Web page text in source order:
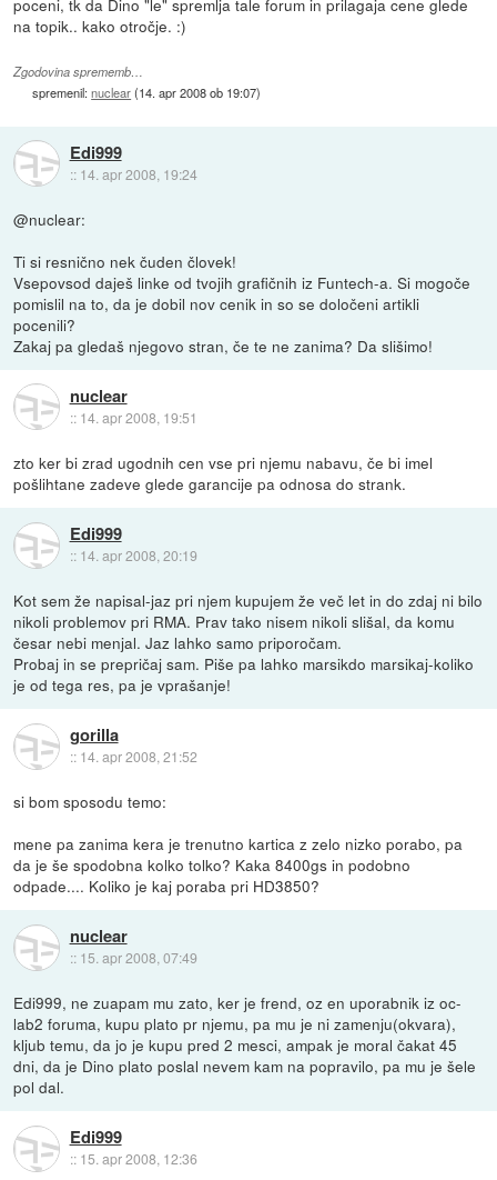
na topik.. kako otročje. :)
Zgodovina sprememb…
spremenil:nuclear(14. apr 2008 ob 19:07)
Edi999
:: 14. apr 2008, 19:24
@nuclear:
Ti si resnično nek čuden človek!
Vsepovsod daješ linke od tvojih grafičnih iz Funtech-a. Si mogoče
pomislil na to, da je dobil nov cenik in so se določeni artikli
pocenili?
Zakaj pa gledaš njegovo stran, če te ne zanima? Da slišimo!
nuclear
:: 14. apr 2008, 19:51
zto ker bi zrad ugodnih cen vse pri njemu nabavu, če bi imel
pošlihtane zadeve glede garancije pa odnosa do strank.
Edi999
:: 14. apr 2008, 20:19
Kot sem že napisal-jaz pri njem kupujem že več let in do zdaj ni bilo
nikoli problemov pri RMA. Prav tako nisem nikoli slišal, da komu
česar nebi menjal. Jaz lahko samo priporočam.
Probaj in se prepričaj sam. Piše pa lahko marsikdo marsikaj-koliko
je od tega res, pa je vprašanje!
gorilla
:: 14. apr 2008, 21:52
si bom sposodu temo:
mene pa zanima kera je trenutno kartica z zelo nizko porabo, pa
da je še spodobna kolko tolko? Kaka 8400gs in podobno
odpade.... Koliko je kaj poraba pri HD3850?
nuclear
:: 15. apr 2008, 07:49
Edi999, ne zuapam mu zato, ker je frend, oz en uporabnik iz oc-
lab2 foruma, kupu plato pr njemu, pa mu je ni zamenju(okvara),
kljub temu, da jo je kupu pred 2 mesci, ampak je moral čakat 45
dni, da je Dino plato poslal nevem kam na popravilo, pa mu je šele
pol dal.
Edi999
:: 15. apr 2008, 12:36